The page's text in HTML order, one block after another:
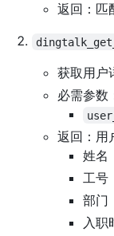
返回：匹
获取用户
必需参数
返回：用
姓名
工号
部门
入职